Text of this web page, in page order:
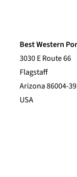
Best Western
3030 E Route 66
Flagstaff
Arizona 86004-
USA